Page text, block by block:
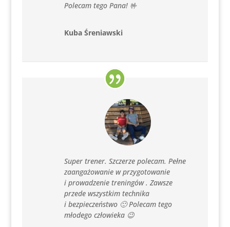
Polecam tego Pana! 🤟
Kuba Śreniawski
Super trener. Szczerze polecam. Pełne
zaangażowanie w przygotowanie
i prowadzenie treningów . Zawsze
przede wszystkim technika
i bezpieczeństwo 🙂 Polecam tego
młodego człowieka 😉